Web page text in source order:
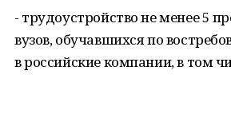
- трудоустройство не менее 5
вузов, обучавшихся по
в российские компании, в том